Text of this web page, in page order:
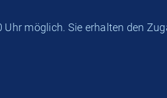
möglich. Sie erhalten den